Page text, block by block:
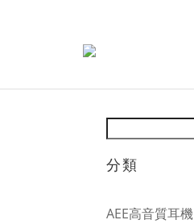
分類
AEE高音質耳機